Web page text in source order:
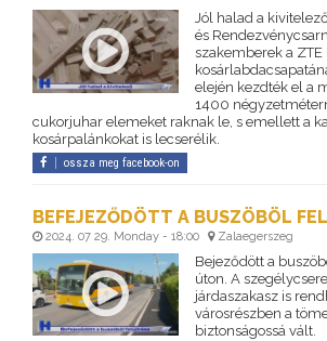
Jól halad a
és
szakemberek a ZTE
elején kezdték el a
1400
cukorjuhar elemeket raknak le, s emellett a
kosárpalánkokat is lecserélik.
ossza meg facebook-on
BEFEJEZŐDÖTT A BUSZÖBÖL
2024. 07 29. Monday - 18:00 Zalaegerszeg
Bejeződött a
úton. A
járdaszakasz is
városrészben a
biztonságossá vált.